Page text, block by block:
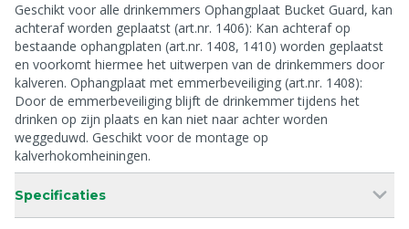
Geschikt voor alle drinkemmers Ophangplaat Bucket Guard, kan
achteraf worden geplaatst (art.nr. 1406): Kan achteraf op
bestaande ophangplaten (art.nr. 1408, 1410) worden geplaatst
en voorkomt hiermee het uitwerpen van de drinkemmers door
kalveren. Ophangplaat met emmerbeveiliging (art.nr. 1408):
Door de emmerbeveiliging blijft de drinkemmer tijdens het
drinken op zijn plaats en kan niet naar achter worden
weggeduwd. Geschikt voor de montage op
kalverhokomheiningen.
Specificaties